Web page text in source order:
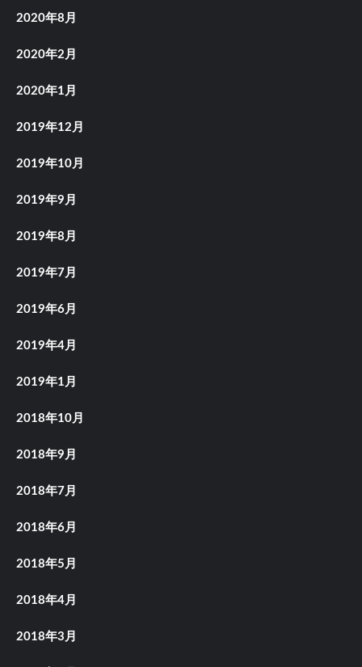
2020年8月
2020年2月
2020年1月
2019年12月
2019年10月
2019年9月
2019年8月
2019年7月
2019年6月
2019年4月
2019年1月
2018年10月
2018年9月
2018年7月
2018年6月
2018年5月
2018年4月
2018年3月